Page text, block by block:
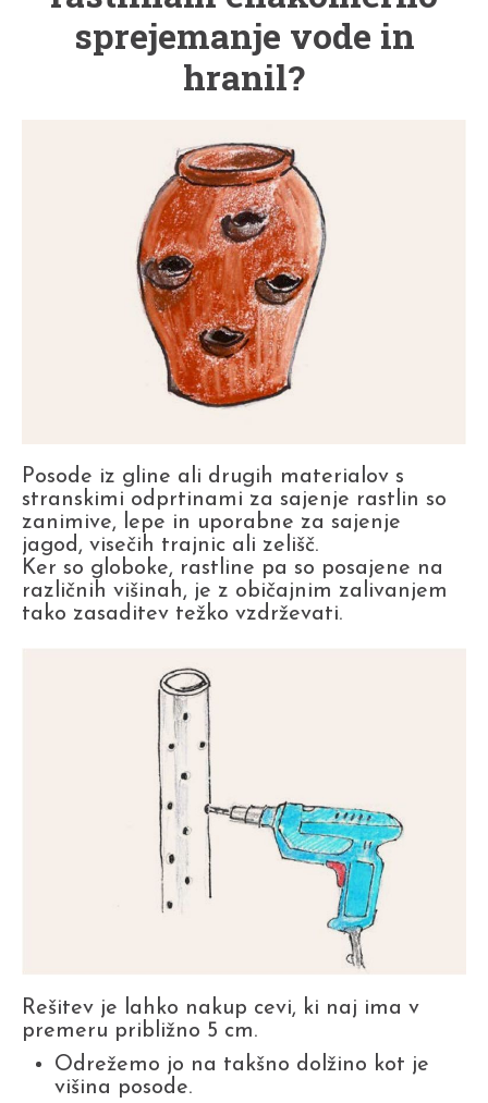
sprejemanje vode in
hranil?
Posode iz gline ali drugih materialov s
stranskimi odprtinami za sajenje rastlin so
zanimive, lepe in uporabne za sajenje
jagod, visečih trajnic ali zelišč.
Ker so globoke, rastline pa so posajene na
različnih višinah, je z običajnim zalivanjem
tako zasaditev težko vzdrževati.
Rešitev je lahko nakup cevi, ki naj ima v
premeru približno 5 cm.
Odrežemo jo na takšno dolžino kot je
višina posode.